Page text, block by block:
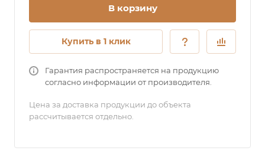
В корзину
Купить в 1 клик
Гарантия распространяется на продукцию
согласно информации от производителя.
Цена за доставка продукции до объекта
рассчитывается отдельно.